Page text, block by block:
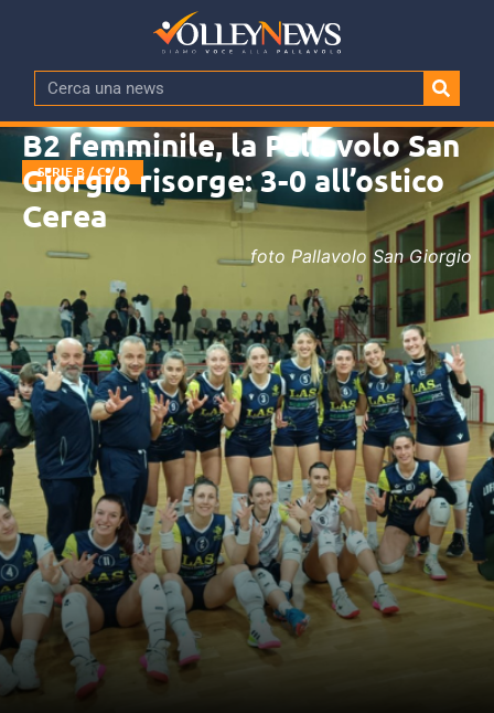
SERIE B / C / D
B2 femminile, la Pallavolo San
Giorgio risorge: 3-0 all’ostico
Cerea
foto Pallavolo San Giorgio